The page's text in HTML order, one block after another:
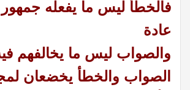
فالخطأ ليس ما يفعله
عادة
والصواب ليس ما يخالفهم
الصواب والخطأ يخضعان